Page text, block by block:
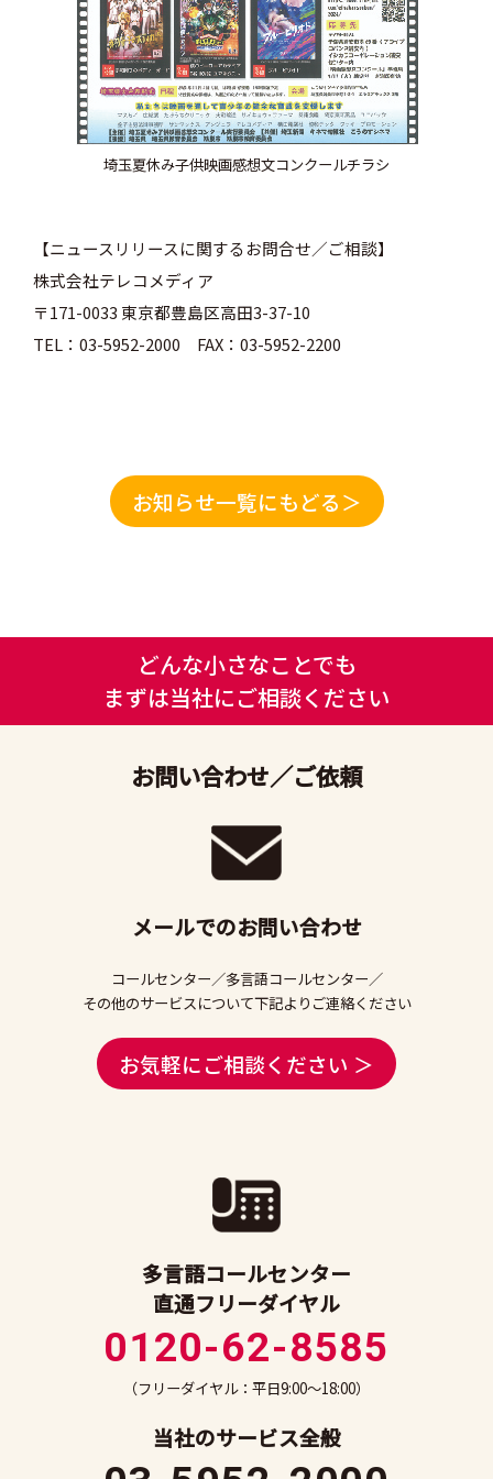
埼玉夏休み子供映画感想文コンクールチラシ
【ニュースリリースに関するお問合せ／ご相談】
株式会社テレコメディア
〒171-0033 東京都豊島区高田3-37-10
TEL：03-5952-2000 FAX：03-5952-2200
お知らせ一覧にもどる＞
どんな小さなことでも
まずは当社にご相談ください
お問い合わせ／ご依頼
メールでのお問い合わせ
コールセンター／多言語コールセンター／
その他のサービスについて下記よりご連絡ください
お気軽にご相談ください ＞
多言語コールセンター
直通フリーダイヤル
0120-62-8585
（フリーダイヤル：平日9:00～18:00）
当社のサービス全般